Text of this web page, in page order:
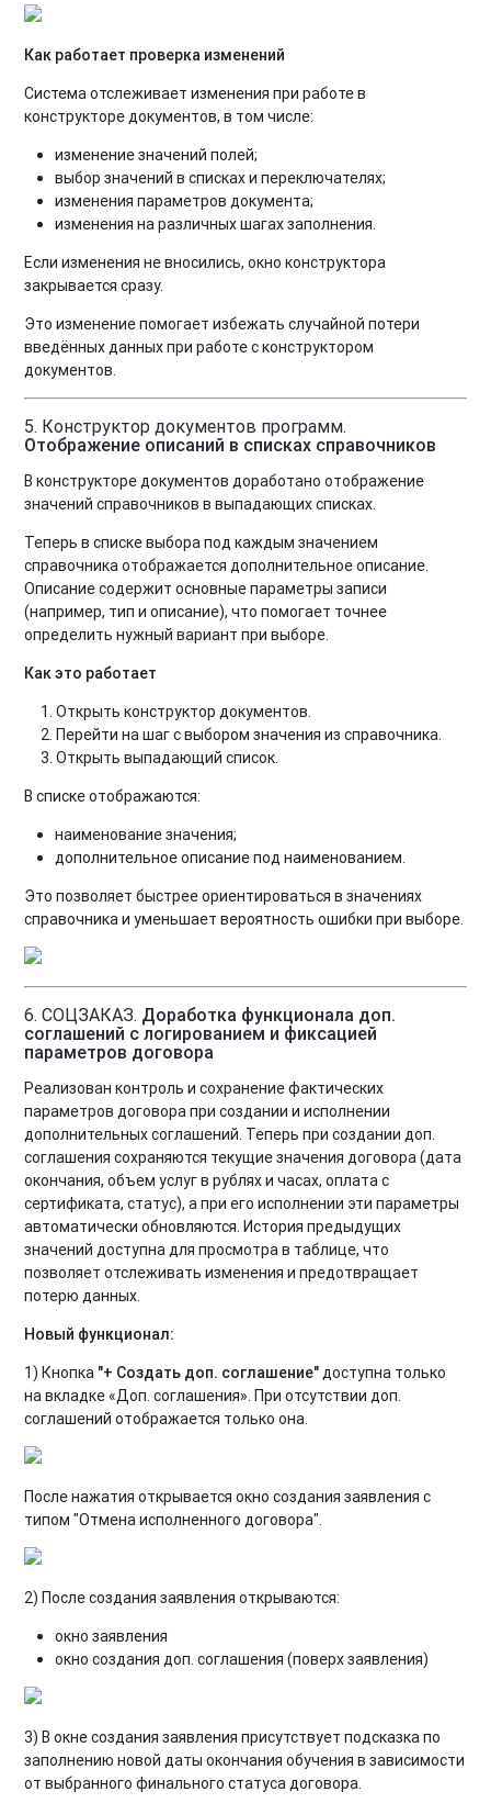
Как работает проверка изменений
Система отслеживает изменения при работе в
конструкторе документов, в том числе:
изменение значений полей;
выбор значений в списках и переключателях;
изменения параметров документа;
изменения на различных шагах заполнения.
Если изменения не вносились, окно конструктора
закрывается сразу.
Это изменение помогает избежать случайной потери
введённых данных при работе с конструктором
документов.
5. Конструктор документов программ.
Отображение описаний в списках справочников
В конструкторе документов доработано отображение
значений справочников в выпадающих списках.
Теперь в списке выбора под каждым значением
справочника отображается дополнительное описание.
Описание содержит основные параметры записи
(например, тип и описание), что помогает точнее
определить нужный вариант при выборе.
Как это работает
Открыть конструктор документов.
Перейти на шаг с выбором значения из справочника.
Открыть выпадающий список.
В списке отображаются:
наименование значения;
дополнительное описание под наименованием.
Это позволяет быстрее ориентироваться в значениях
справочника и уменьшает вероятность ошибки при выборе.
6. СОЦЗАКАЗ. Доработка функционала доп.
соглашений с логированием и фиксацией
параметров договора
Реализован контроль и сохранение фактических
параметров договора при создании и исполнении
дополнительных соглашений. Теперь при создании доп.
соглашения сохраняются текущие значения договора (дата
окончания, объем услуг в рублях и часах, оплата с
сертификата, статус), а при его исполнении эти параметры
автоматически обновляются. История предыдущих
значений доступна для просмотра в таблице, что
позволяет отслеживать изменения и предотвращает
потерю данных.
Новый функционал:
1) Кнопка "+ Создать доп. соглашение"доступна только
на вкладке «Доп. соглашения». При отсутствии доп.
соглашений отображается только она.
После нажатия открывается окно создания заявления с
типом "Отмена исполненного договора".
2) После создания заявления открываются:
окно заявления
окно создания доп. соглашения (поверх заявления)
3) В окне создания заявления присутствует подсказка по
заполнению новой даты окончания обучения в зависимости
от выбранного финального статуса договора.